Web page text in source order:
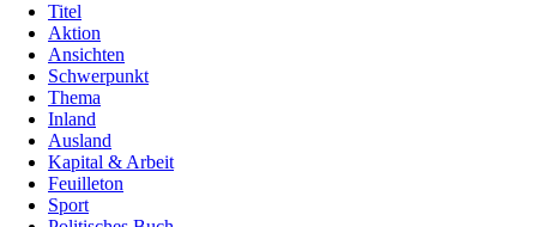
Titel
Aktion
Ansichten
Schwerpunkt
Thema
Inland
Ausland
Kapital & Arbeit
Feuilleton
Sport